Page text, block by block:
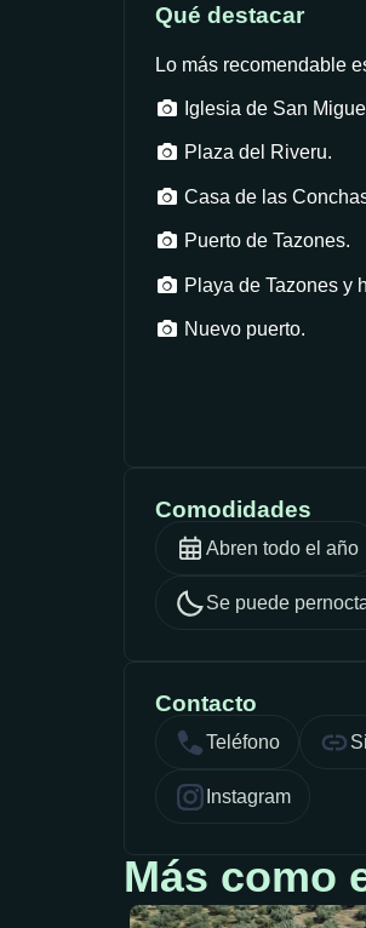
Qué destacar
Lo más recomendable
Iglesia de San
Plaza del Riveru.
Casa de las
Puerto de Tazones.
Playa de Tazones y
Nuevo puerto.
Comodidades
Abren todo el año
Se puede
Contacto
Teléfono
Instagram
Más como